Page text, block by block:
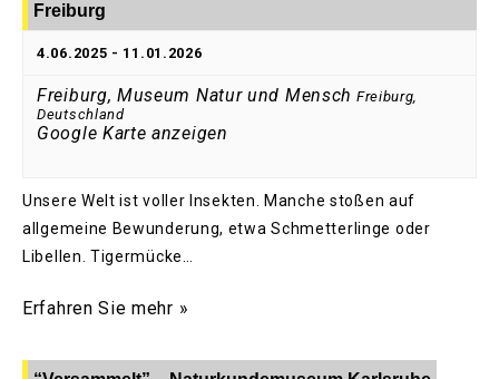
Freiburg
4.06.2025 - 11.01.2026
Freiburg, Museum Natur und Mensch Freiburg,
Deutschland
Google Karte anzeigen
Unsere Welt ist voller Insekten. Manche stoßen auf
allgemeine Bewunderung, etwa Schmetterlinge oder
Libellen. Tigermücke…
Erfahren Sie mehr »